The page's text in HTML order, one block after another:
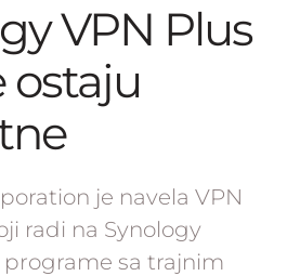
VPN Plus
ostaju
je navela VPN
radi na Synology
sa trajnim